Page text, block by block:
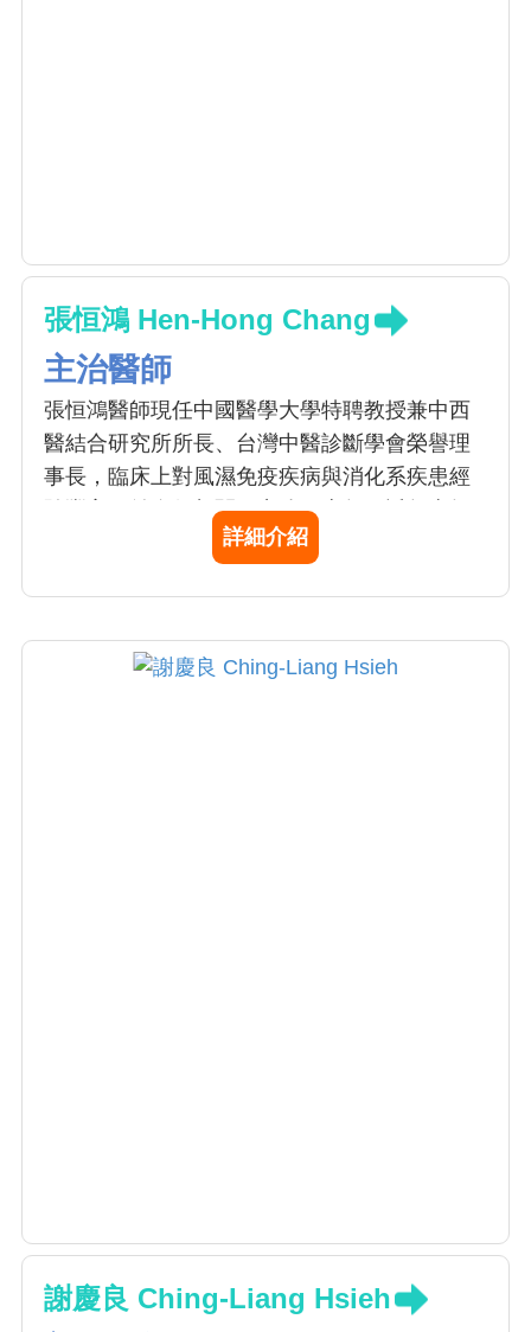
張恒鴻 Hen-Hong Chang
主治醫師
張恒鴻醫師現任中國醫學大學特聘教授兼中西
醫結合研究所所長、台灣中醫診斷學會榮譽理
事長，臨床上對風濕免疫疾病與消化系疾患經
驗豐富，並進行相關研究逾三十年。近年來領
導舌診儀和聞診儀的研發及臨床應用，做出了
持中醫藥臨床試驗中心，持續推動中藥複方的
療效評估；曾建構台灣中草藥不良反應通報系
詳細介紹
謝慶良 Ching-Liang Hsieh